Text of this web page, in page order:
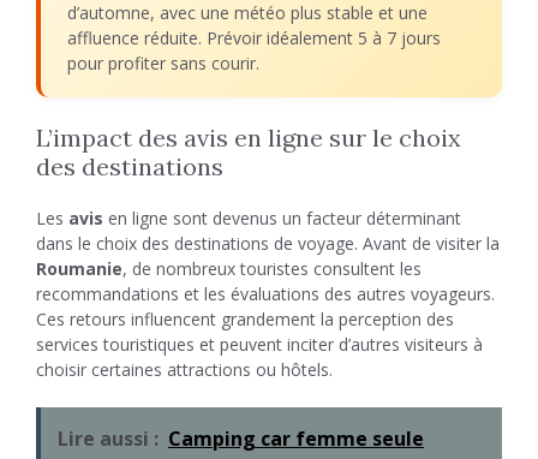
d’automne, avec une météo plus stable et une
affluence réduite. Prévoir idéalement 5 à 7 jours
pour profiter sans courir.
L’impact des avis en ligne sur le choix
des destinations
Les avis en ligne sont devenus un facteur déterminant
dans le choix des destinations de voyage. Avant de visiter la
Roumanie, de nombreux touristes consultent les
recommandations et les évaluations des autres voyageurs.
Ces retours influencent grandement la perception des
services touristiques et peuvent inciter d’autres visiteurs à
choisir certaines attractions ou hôtels.
Lire aussi : Camping car femme seule